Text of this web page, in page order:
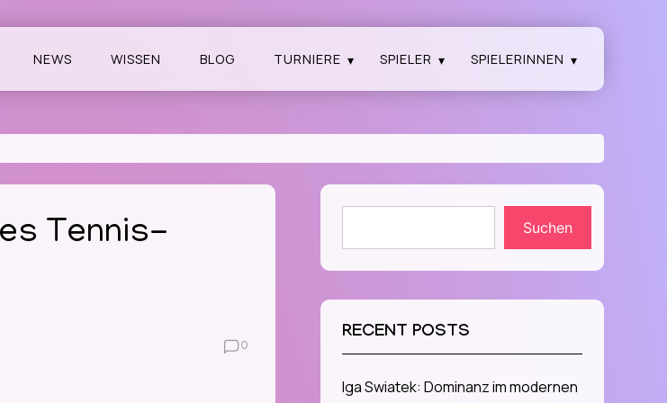
NEWS WISSEN BLOG TURNIERE SPIELER SPIELERINNEN
Tennis-
0
Suchen
RECENT POSTS
Iga Swiatek: Dominanz im modernen